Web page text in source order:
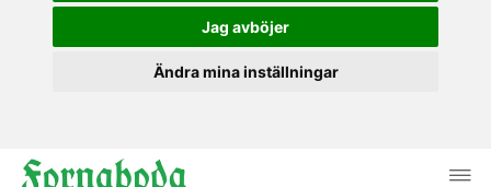
Jag avböjer
Ändra mina inställningar